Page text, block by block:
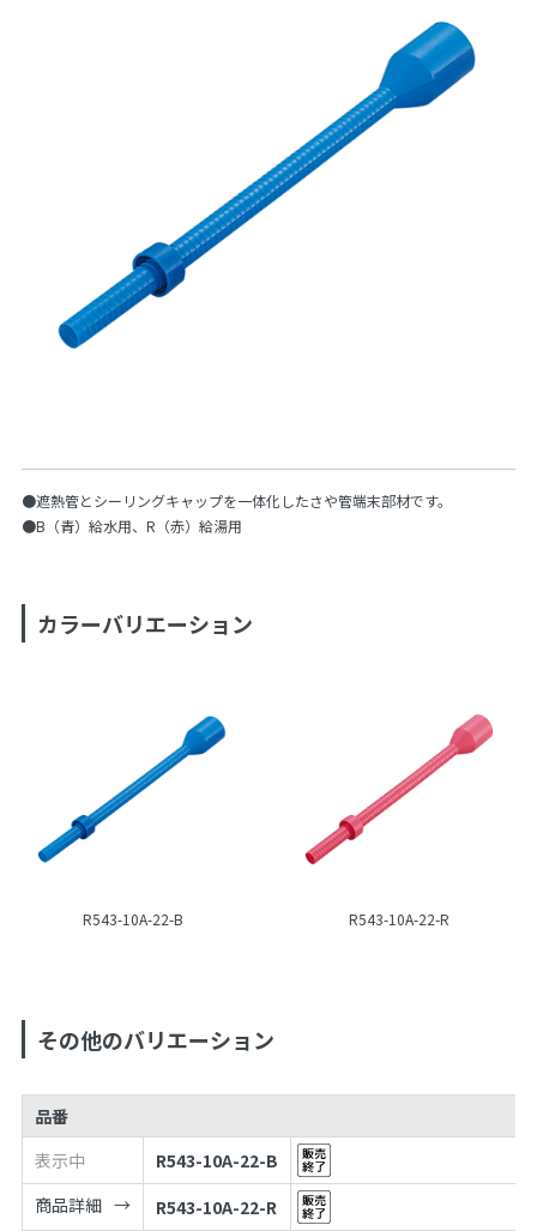
●遮熱管とシーリングキャップを一体化したさや管端末部材です。
●B（青）給水用、R（赤）給湯用
カラーバリエーション
R543-10A-22-B R543-10A-22-R
その他のバリエーション
品番
表示中
R543-10A-22-B
商品詳細
R543-10A-22-R